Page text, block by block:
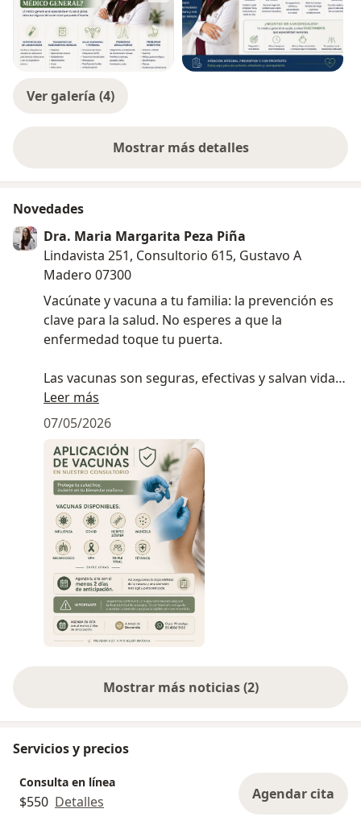
Ver galería (4)
Mostrar más detalles
sobre la experiencia
Novedades
Dra. Maria Margarita Peza Piña
Lindavista 251, Consultorio 615, Gustavo A
Madero 07300
Vacúnate y vacuna a tu familia: la prevención es
clave para la salud. No esperes a que la
enfermedad toque tu puerta.
Las vacunas son seguras, efectivas y salvan vidas.
Protege a tus seres queridos, desde los más
pequeños hasta los más grandes.
Leer más
07/05/2026
Mostrar más noticias (2)
Servicios y precios
Consulta en línea
$550 Detalles Agendar cita